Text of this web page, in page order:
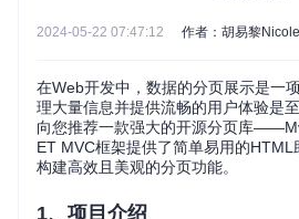
2024-05-22 07:47:12 作者：胡易黎Nicole
在Web开发中，数据的分页展示是一
理大量信息并提供流畅的用户体验是
向您推荐一款强大的开源分页库
ET MVC框架提供了简单易用的
构建高效且美观的分页功能。
1、项目介绍